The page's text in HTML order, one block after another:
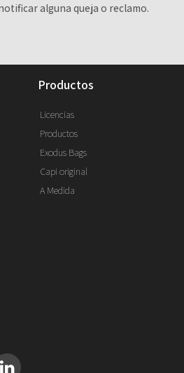
alguna queja o reclamo.
productos
Licencias
Productos
Exodus Bags
Capi original
A Medida